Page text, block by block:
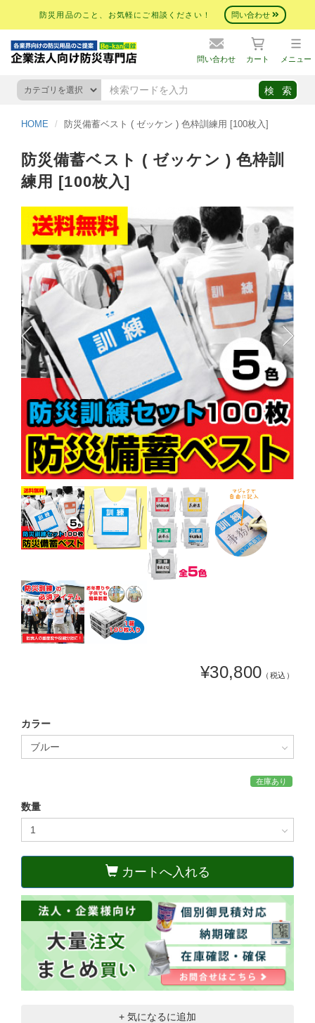
防災用品のこと、お気軽にご相談ください！ 問い合わせ
問い合わせ カート メニュー
HOME 防災備蓄ベスト ( ゼッケン ) 色枠訓練用 [100枚入]
防災備蓄ベスト ( ゼッケン ) 色枠訓
練用 [100枚入]
¥30,800 （税込）
カラー
在庫あり
数量
カートへ入れる
+ 気になるに追加